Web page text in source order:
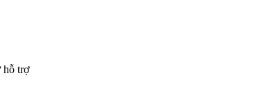
hỗ trợ